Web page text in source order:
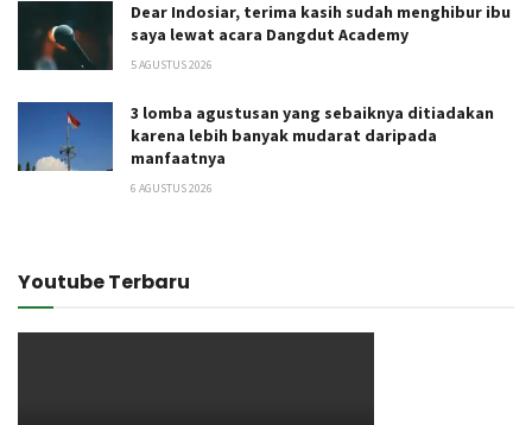
Dear Indosiar, terima kasih sudah menghibur ibu
saya lewat acara Dangdut Academy
5 AGUSTUS 2026
3 lomba agustusan yang sebaiknya ditiadakan
karena lebih banyak mudarat daripada
manfaatnya
6 AGUSTUS 2026
Youtube Terbaru